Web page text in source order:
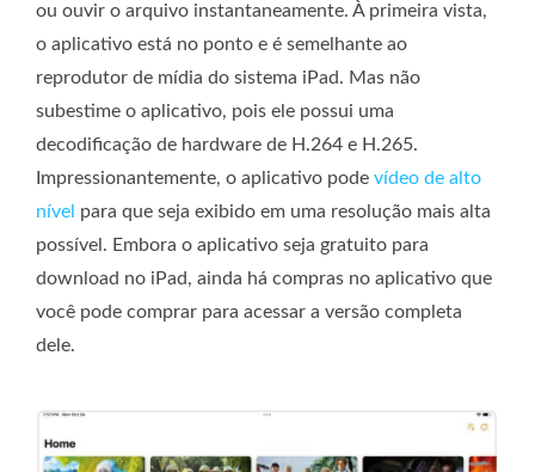
ou ouvir o arquivo instantaneamente. À primeira vista,
o aplicativo está no ponto e é semelhante ao
reprodutor de mídia do sistema iPad. Mas não
subestime o aplicativo, pois ele possui uma
decodificação de hardware de H.264 e H.265.
Impressionantemente, o aplicativo pode vídeo de alto
nível para que seja exibido em uma resolução mais alta
possível. Embora o aplicativo seja gratuito para
download no iPad, ainda há compras no aplicativo que
você pode comprar para acessar a versão completa
dele.